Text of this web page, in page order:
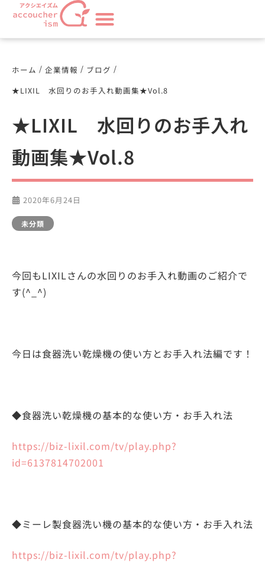
ホーム / 企業情報 / ブログ /
★LIXIL 水回りのお手入れ動画集★Vol.8
★LIXIL 水回りのお手入れ
動画集★Vol.8
2020年6月24日
未分類
今回もLIXILさんの水回りのお手入れ動画のご紹介で
す(^_^)
今日は食器洗い乾燥機の使い方とお手入れ法編です！
◆食器洗い乾燥機の基本的な使い方・お手入れ法
https://biz-lixil.com/tv/play.php?
id=6137814702001
◆ミーレ製食器洗い機の基本的な使い方・お手入れ法
https://biz-lixil.com/tv/play.php?